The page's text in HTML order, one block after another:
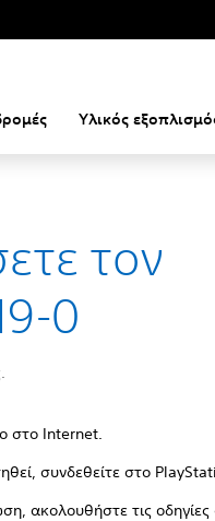
Υλικός
τον
0
στο Internet.
συνδεθείτε στο
ακολουθήστε τις οδηγίες